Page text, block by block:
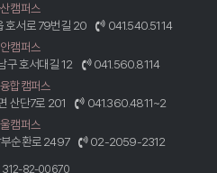
캠퍼스
호서로 79번길 20
041.540.5114
캠퍼스
구 호서대길 12
041.560.8114
합캠퍼스
산단7로 201
041.360.4811~2
캠퍼스
순환로 2497
02-2059-2312
312-82-00670